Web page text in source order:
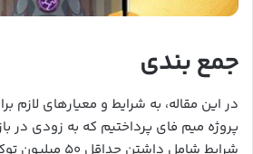
جمع بندی
در این مقاله، به شرایط و معیارهای لازم
پروژه میم فای پرداختیم که به زودی در
شرایط شامل داشتن